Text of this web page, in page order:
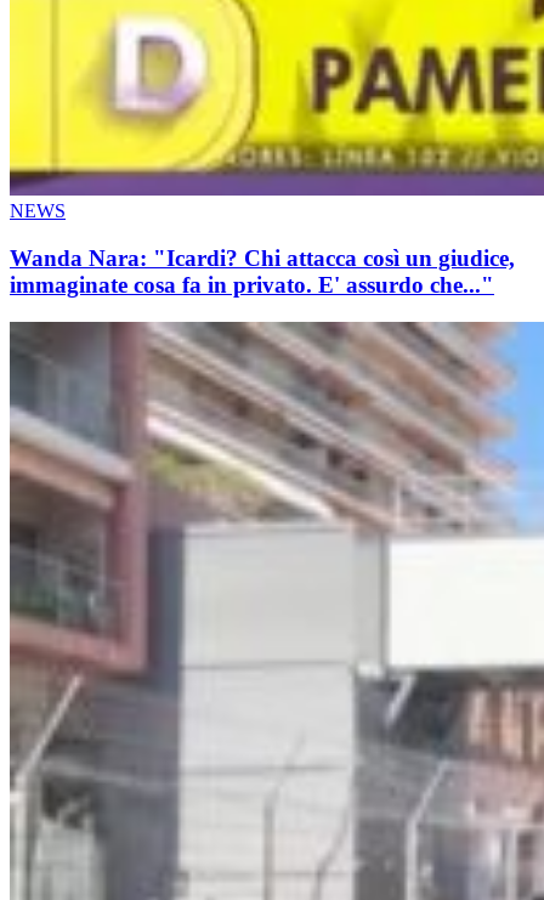
NEWS
Wanda Nara: "Icardi? Chi attacca così un giudice,
immaginate cosa fa in privato. E' assurdo che..."